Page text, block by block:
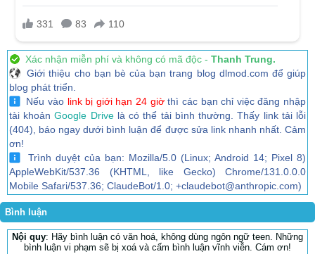
Xác nhận miễn phí và không có mã độc - Thanh Trung.
Giới thiệu cho bạn bè của bạn trang blog dlmod.com để giúp
blog phát triển.
Nếu vào link bị giới hạn 24 giờthì các bạn chỉ việc đăng nhập
tài khoảnGoogle Drivelà có thể tải bình thường. Thấy link tải lỗi
(404), báo ngay dưới bình luận để được sửa link nhanh nhất. Cảm
ơn!
Trình duyệt của bạn: Mozilla/5.0 (Linux; Android 14; Pixel 8)
AppleWebKit/537.36 (KHTML, like Gecko) Chrome/131.0.0.0
Mobile Safari/537.36; ClaudeBot/1.0; +claudebot@anthropic.com)
Bình luận
Nội quy: Hãy bình luận có văn hoá, không dùng ngôn ngữ teen. Những
bình luận vi phạm sẽ bị xoá và cấm bình luận vĩnh viễn. Cám ơn!